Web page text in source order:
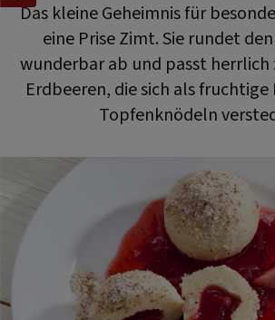
Das kleine Geheimnis für
eine Prise Zimt. Sie rundet
wunderbar ab und passt herrlich
Erdbeeren, die sich als
Topfenknödeln